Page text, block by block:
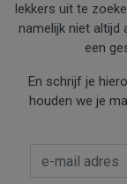
lekkers uit te
namelijk niet altijd
een
En schrijf je
houden we je
E-mail Adres